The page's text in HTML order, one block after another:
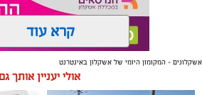
תגים: שיפוץ, מוסדות חינוך, אשקלון
קרא עוד
אשקלונים - המקומון היומי של אשקלון באינטרנט
אולי יעניין אותך